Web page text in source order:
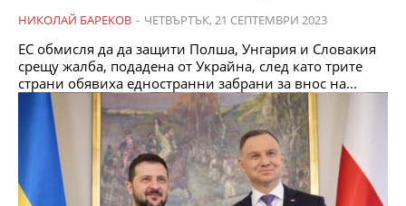
НИКОЛАЙ БАРЕКОВ - ЧЕТВЪРТЪК, 21 СЕПТЕМВРИ 2023
ЕС обмисля да да защити Полша, Унгария и Словакия
срещу жалба, подадена от Украйна, след като трите
страни обявиха едностранни забрани за внос на...